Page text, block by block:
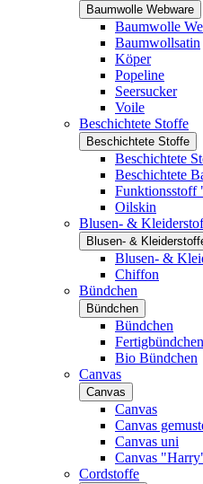
Baumwolle Webware
Baumwolle
Baumwollsatin
Köper
Popeline
Seersucker
Voile
Beschichtete Stoffe
Beschichtete Stoffe
Beschichtete
Beschichtete
Funktionsstoff
Oilskin
Blusen- &
Blusen- &
Blusen- &
Chiffon
Bündchen
Bündchen
Bündchen
Fertigbündchen
Bio Bündchen
Canvas
Canvas
Canvas
Canvas
Canvas uni
Canvas
Cordstoffe